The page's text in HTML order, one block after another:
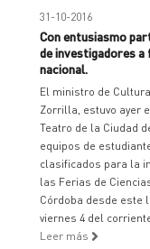
31-10-2016
Con entusiasmo
de investigadores a
nacional.
El ministro de
Zorrilla, estuvo ayer
Teatro de la Ciudad
equipos de
clasificados para la
las Ferias de
Córdoba desde este
viernes 4 del
Leer más